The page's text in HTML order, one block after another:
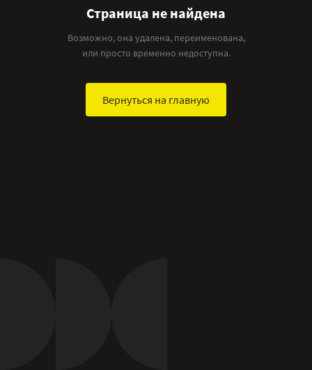
Страница не найдена
Возможно, она удалена, переименована,
или просто временно недоступна.
Вернуться на главную